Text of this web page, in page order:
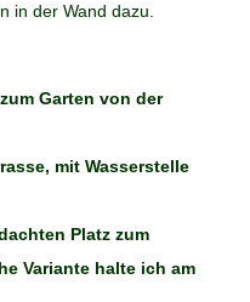
in der Wand dazu.
Garten von der
mit Wasserstelle
Platz zum
Variante halte ich am